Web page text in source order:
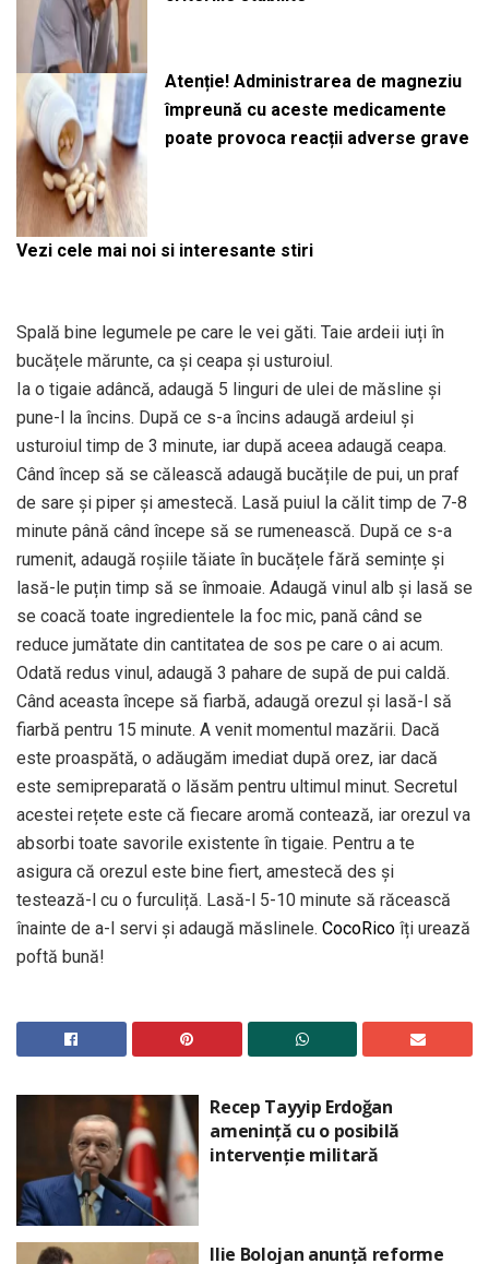
Atenție! Administrarea de magneziu
împreună cu aceste medicamente
poate provoca reacții adverse grave
Vezi cele mai noi si interesante stiri
Spală bine legumele pe care le vei găti. Taie ardeii iuți în
bucățele mărunte, ca și ceapa și usturoiul.
Ia o tigaie adâncă, adaugă 5 linguri de ulei de măsline și
pune-l la încins. După ce s-a încins adaugă ardeiul și
usturoiul timp de 3 minute, iar după aceea adaugă ceapa.
Când încep să se călească adaugă bucățile de pui, un praf
de sare și piper și amestecă. Lasă puiul la călit timp de 7-8
minute până când începe să se rumenească. După ce s-a
rumenit, adaugă roșiile tăiate în bucățele fără semințe și
lasă-le puțin timp să se înmoaie. Adaugă vinul alb și lasă se
se coacă toate ingredientele la foc mic, pană când se
reduce jumătate din cantitatea de sos pe care o ai acum.
Odată redus vinul, adaugă 3 pahare de supă de pui caldă.
Când aceasta începe să fiarbă, adaugă orezul și lasă-l să
fiarbă pentru 15 minute. A venit momentul mazării. Dacă
este proaspătă, o adăugăm imediat după orez, iar dacă
este semipreparată o lăsăm pentru ultimul minut. Secretul
acestei rețete este că fiecare aromă contează, iar orezul va
absorbi toate savorile existente în tigaie. Pentru a te
asigura că orezul este bine fiert, amestecă des și
testează-l cu o furculiță. Lasă-l 5-10 minute să răcească
înainte de a-l servi și adaugă măslinele. CocoRico îți urează
poftă bună!
Recep Tayyip Erdoğan
amenință cu o posibilă
intervenție militară
Ilie Bolojan anunță reforme